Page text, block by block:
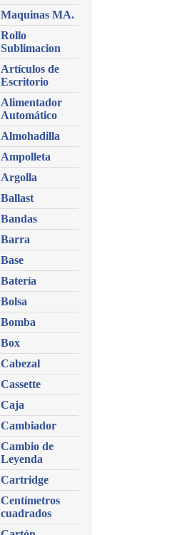
Maquinas MA.
Rollo
Sublimacion
Artículos de
Escritorio
Alimentador
Automático
Almohadilla
Ampolleta
Argolla
Ballast
Bandas
Barra
Base
Batería
Bolsa
Bomba
Box
Cabezal
Cassette
Caja
Cambiador
Cambio de
Leyenda
Cartridge
Centímetros
cuadrados